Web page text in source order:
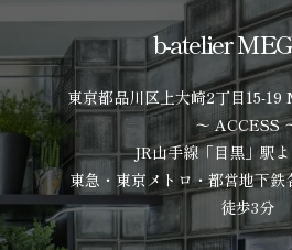
b-atelier
東京都品川区上大崎2丁目15-19
〜 ACCESS
JR山手線「目黒」駅
東急・東京メトロ・都営地下鉄
徒歩3分